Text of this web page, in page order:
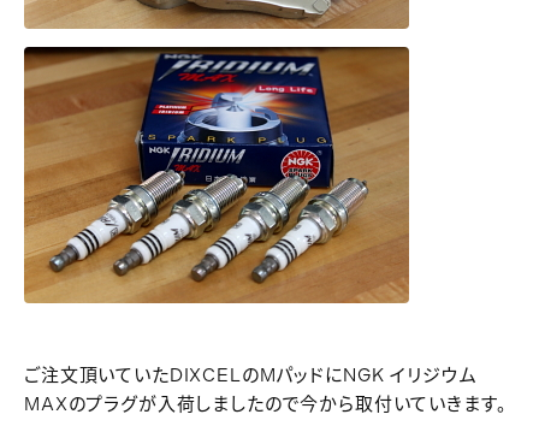
ご注文頂いていたDIXCELのMパッドにNGK イリジウム
MAXのプラグが入荷しましたので今から取付いていきます。